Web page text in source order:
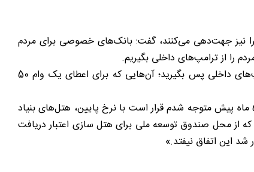
را نیز جهت‌دهی می‌کنند، گفت: بانک‌های خصوصی برای مردم
را از ترامپ‌های داخلی بگیریم.
وی اضافه کرد: اگر توانایی بازپس‌گیری دارایی‌های کشور از آمریکا و ترامپ را ندارید، حداقل اموال کشور را از «علی انصاری» و سایر ترامپ‌های داخلی پس بگیرید؛ آن‌هایی که برای اعطای یک وام 50
ثابتی در ادامه به تخلفات «مهدی جهانگیری» در بانک گردشگری اشاره و بیان کرد: «او در دولت‌های مختلف تسهیلات متعدد گرفته است و 5 ماه پیش متوجه شدم قرار است با نرخ پایین، هتل‌های بنیاد
فرهنگی و گردشگری قراردادی بسته که از محل صندوق توسعه ملی برای هتل سازی اعتبار دریافت
این اتفاق نیفتد.»